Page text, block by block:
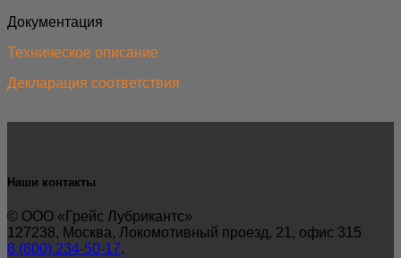
Документация
Техническое описание
Декларация соответствия
Наши контакты
© ООО «Грейс Лубрикантс»
127238, Москва, Локомотивный проезд, 21, офис 315
8 (800) 234-50-17.